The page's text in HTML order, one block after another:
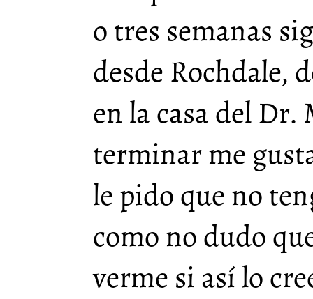
o tres semanas
desde Rochdale,
en la casa del
terminar me
le pido que no
como no dudo
verme si así lo